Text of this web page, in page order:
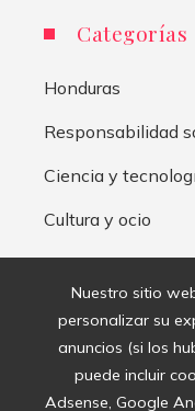
Nuestro sitio
personalizar su
anuncios (si los
puede incluir
Adsense, Google
Categorías
Honduras
Responsabilidad
Ciencia y
Cultura y ocio
Inversiones y
Mapa Del
Aviso Legal